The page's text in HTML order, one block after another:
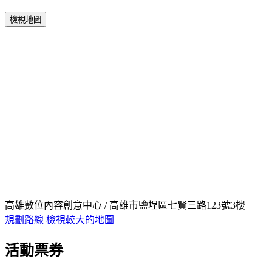
檢視地圖
高雄數位內容創意中心 / 高雄市鹽埕區七賢三路123號3樓
規劃路線 檢視較大的地圖
活動票券